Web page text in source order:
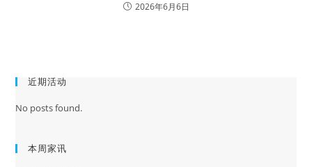
2026年6月6日
近期活动
No posts found.
本周家讯